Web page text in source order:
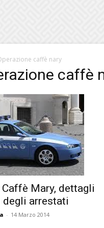
caffè nary
caffè
Mary, dettagli
arrestati
- 14 Marzo 2014